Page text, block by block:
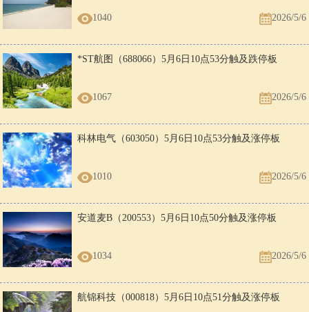
1040 2026/5/6
*ST航图（688066）5月6日10点53分触及跌停板
1067 2026/5/6
科林电气（603050）5月6日10点53分触及涨停板
1010 2026/5/6
安道麦B（200553）5月6日10点50分触及涨停板
1034 2026/5/6
航锦科技（000818）5月6日10点51分触及涨停板